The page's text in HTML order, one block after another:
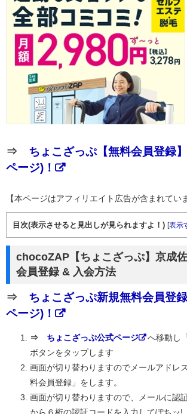
⇒ ちょこざっぷ【無料会員登録
ページ)！
【本ページはアフィリエイト広告が含まれてい
目次(表示させると見出しが見られますよ！) [表示
chocoZAP【ちょこざっぷ】京成
会員登録 & 入会方法
⇒ ちょこざっぷ新規無料会員登
ページ)！
⇒ ちょこざっぷ公式ページ
へ移動し
ボタンをタップします
画面が切り替わりますのでメールアドレ
料会員登録」をします。
画面が切り替わりますので、メールに認
から６桁の認証コードを入力してぽちッ!